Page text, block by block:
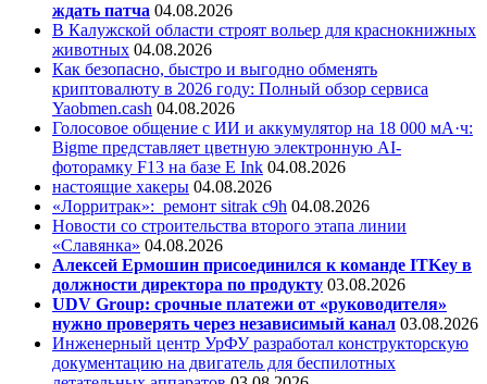
ждать патча 04.08.2026
В Калужской области строят вольер для краснокнижных
животных 04.08.2026
Как безопасно, быстро и выгодно обменять
криптовалюту в 2026 году: Полный обзор сервиса
Yaobmen.cash 04.08.2026
Голосовое общение с ИИ и аккумулятор на 18 000 мА·ч:
Bigme представляет цветную электронную AI-
фоторамку F13 на базе E Ink 04.08.2026
настоящие хакеры 04.08.2026
«Лорритрак»: ремонт sitrak c9h 04.08.2026
Новости со строительства второго этапа линии
«Славянка» 04.08.2026
Алексей Ермошин присоединился к команде ITKey в
должности директора по продукту 03.08.2026
UDV Group: срочные платежи от «руководителя»
нужно проверять через независимый канал 03.08.2026
Инженерный центр УрФУ разработал конструкторскую
документацию на двигатель для беспилотных